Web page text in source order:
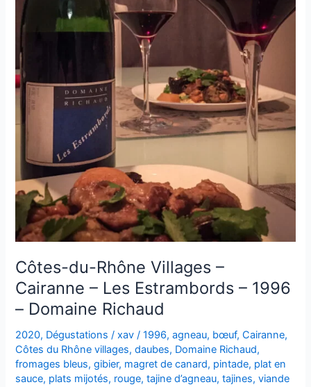
Côtes-du-Rhône Villages –
Cairanne – Les Estrambords – 1996
– Domaine Richaud
2020, Dégustations /xav/1996,agneau, bœuf,Cairanne,
Côtes du Rhône villages,daubes, Domaine Richaud,
fromages bleus,gibier, magret de canard, pintade, plat en
sauce, plats mijotés, rouge,tajine d’agneau,tajines,viande